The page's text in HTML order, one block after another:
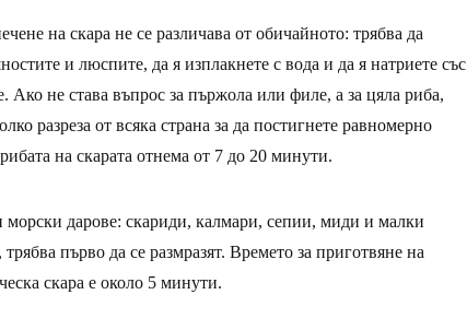
на скара не се различава от обичайното: трябва да
и люспите, да я изплакнете с вода и да я натриете със
Ако не става въпрос за пържола или филе, а за цяла риба,
разреза от всяка страна за да постигнете равномерно
на скарата отнема от 7 до 20 минути.
морски дарове: скариди, калмари, сепии, миди и малки
първо да се размразят. Времето за приготвяне на
скара е около 5 минути.